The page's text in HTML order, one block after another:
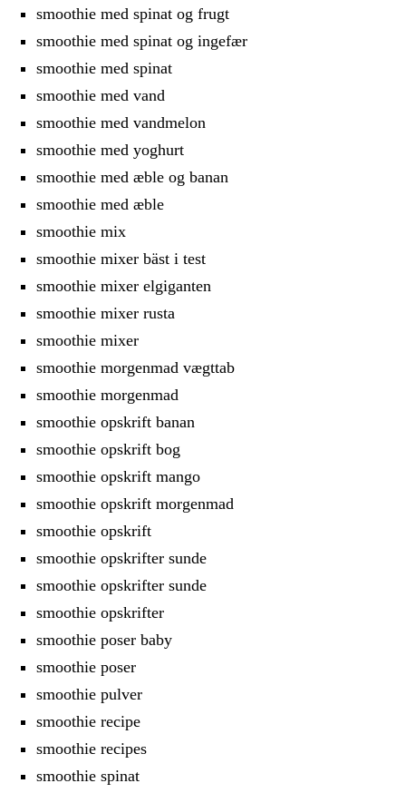
smoothie med spinat og frugt
smoothie med spinat og ingefær
smoothie med spinat
smoothie med vand
smoothie med vandmelon
smoothie med yoghurt
smoothie med æble og banan
smoothie med æble
smoothie mix
smoothie mixer bäst i test
smoothie mixer elgiganten
smoothie mixer rusta
smoothie mixer
smoothie morgenmad vægttab
smoothie morgenmad
smoothie opskrift banan
smoothie opskrift bog
smoothie opskrift mango
smoothie opskrift morgenmad
smoothie opskrift
smoothie opskrifter sunde
smoothie opskrifter sunde
smoothie opskrifter
smoothie poser baby
smoothie poser
smoothie pulver
smoothie recipe
smoothie recipes
smoothie spinat